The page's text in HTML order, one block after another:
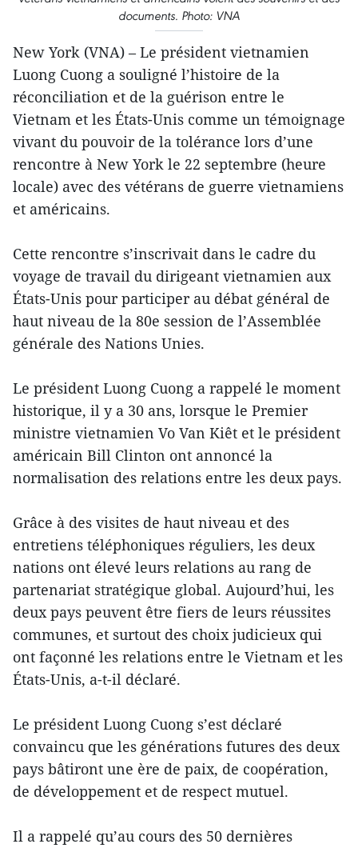
documents. Photo: VNA
New York (VNA) – Le président vietnamien
Luong Cuong a souligné l’histoire de la
réconciliation et de la guérison entre le
Vietnam et les États-Unis comme un témoignage
vivant du pouvoir de la tolérance lors d’une
rencontre à New York le 22 septembre (heure
locale) avec des vétérans de guerre vietnamiens
et américains.
Cette rencontre s’inscrivait dans le cadre du
voyage de travail du dirigeant vietnamien aux
États-Unis pour participer au débat général de
haut niveau de la 80e session de l’Assemblée
générale des Nations Unies.
Le président Luong Cuong a rappelé le moment
historique, il y a 30 ans, lorsque le Premier
ministre vietnamien Vo Van Kiêt et le président
américain Bill Clinton ont annoncé la
normalisation des relations entre les deux pays.
Grâce à des visites de haut niveau et des
entretiens téléphoniques réguliers, les deux
nations ont élevé leurs relations au rang de
partenariat stratégique global. Aujourd’hui, les
deux pays peuvent être fiers de leurs réussites
communes, et surtout des choix judicieux qui
ont façonné les relations entre le Vietnam et les
États-Unis, a-t-il déclaré.
Le président Luong Cuong s’est déclaré
convaincu que les générations futures des deux
pays bâtiront une ère de paix, de coopération,
de développement et de respect mutuel.
Il a rappelé qu’au cours des 50 dernières